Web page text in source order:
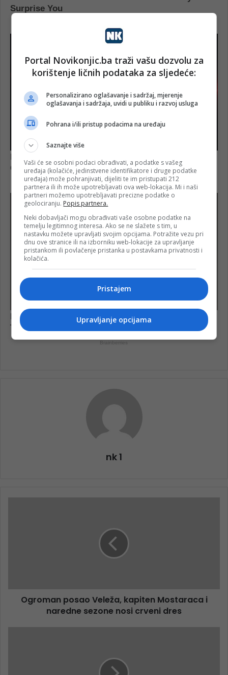
nk 1
Ogroman posao Veleža, kapiten Mostaraca i
naredne sezone nosi crveni dres
Portal Novikonjic.ba traži vašu dozvolu za
korištenje ličnih podataka za sljedeće:
Personalizirano oglašavanje i sadržaj, mjerenje
oglašavanja i sadržaja, uvidi u publiku i razvoj usluga
Pohrana i/ili pristup podacima na uređaju
Saznajte više
Vaši će se osobni podaci obrađivati, a podatke s vašeg
uređaja (kolačiće, jedinstvene identifikatore i druge podatke
uređaja) može pohranjivati, dijeliti te im pristupati 212
partnera ili ih može upotrebljavati ova web-lokacija. Mi i naši
partneri možemo upotrebljavati precizne podatke o
geolociranju. Popis partnera.
Neki dobavljači mogu obrađivati vaše osobne podatke na
temelju legitimnog interesa. Ako se ne slažete s tim, u
nastavku možete upravljati svojim opcijama. Potražite vezu pri
dnu ove stranice ili na izborniku web-lokacije za upravljanje
pristankom ili povlačenje pristanka u postavkama privatnosti i
kolačića.
Pristajem
Upravljanje opcijama